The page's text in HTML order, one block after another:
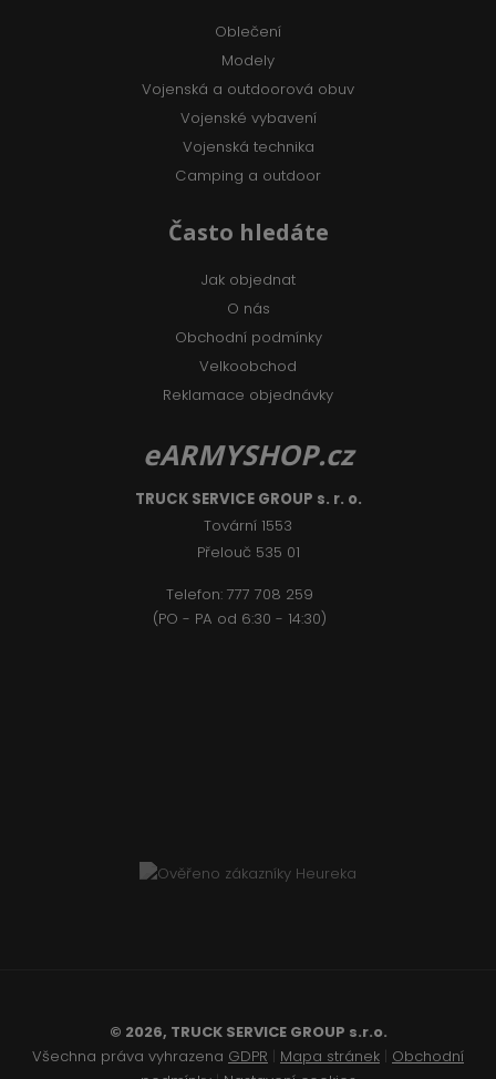
Oblečení
Modely
Vojenská a outdoorová obuv
Vojenské vybavení
Vojenská technika
Camping a outdoor
Často hledáte
Jak objednat
O nás
Obchodní podmínky
Velkoobchod
Reklamace objednávky
eARMYSHOP.cz
TRUCK SERVICE GROUP s. r. o.
Tovární 1553
Přelouč 535 01
Telefon: 777 708 259
(PO - PA od 6:30 - 14:30)
© 2026, TRUCK SERVICE GROUP s.r.o.
Všechna práva vyhrazena GDPR Mapa stránek
Obchodní